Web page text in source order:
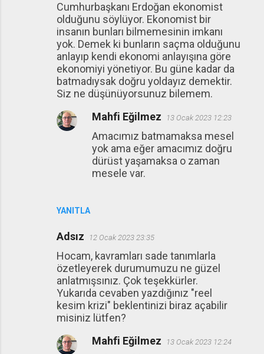
Cumhurbaşkanı Erdoğan ekonomist
olduğunu söylüyor. Ekonomist bir
insanın bunları bilmemesinin imkanı
yok. Demek ki bunların saçma olduğunu
anlayıp kendi ekonomi anlayışına göre
ekonomiyi yönetiyor. Bu güne kadar da
batmadıysak doğru yoldayız demektir.
Siz ne düşünüyorsunuz bilemem.
YANITLA
Mahfi Eğilmez 13 Ocak 2023 12:23
Amacımız batmamaksa mesel
yok ama eğer amacımız doğru
dürüst yaşamaksa o zaman
mesele var.
Adsız 12 Ocak 2023 23:35
Hocam, kavramları sade tanımlarla
özetleyerek durumumuzu ne güzel
anlatmışsınız. Çok teşekkürler.
Yukarıda cevaben yazdığınız "reel
kesim krizi" beklentinizi biraz açabilir
misiniz lütfen?
Mahfi Eğilmez 13 Ocak 2023 12:24